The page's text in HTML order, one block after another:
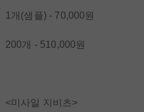
1개(샘플) - 70,000원
200개 - 510,000원
<미사일 지비츠>